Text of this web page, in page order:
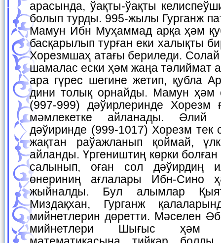
арасында, ўақты-ўақты
болып турды. 995-жылы Гурганж
Мамун Ибн Муҳаммад арқа ҳәм
басқарылып турған еки халықты
Хорезмшаҳ атағы бериледи.
шамалас ески ҳәм жаңа тәлиймат
ара гүрес шегине жетип, қубла
дини толық орнайды. Мамун
(997-999) дәўирлеринде Хорезм
мәмлекетке айланады. Әлий
дәўиринде (999-1017) Хорезм тек
жақтан раўажланып қоймай,
айланды. Үргеништиң көрки
салынып, оған сол дәўирдиң
өнериниң ағлалары Ибн-Сино
жыйналды. Бул алымлар
Миздақхан, Гурганж
мийнетлерин дөретти. Мәселен
мийнетлери Шығыс ҳәм